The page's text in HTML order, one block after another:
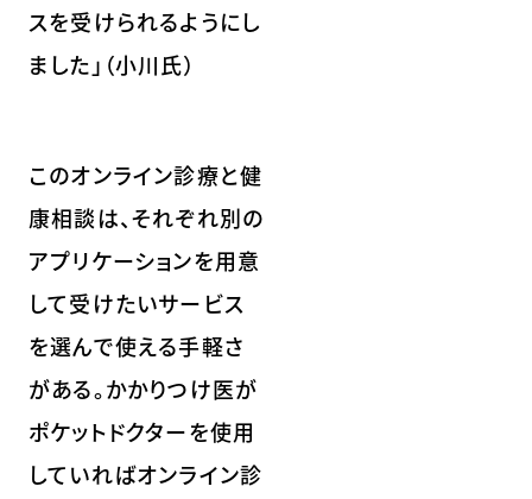
スを受けられるようにし
ました」（小川氏）
このオンライン診療と健
康相談は、それぞれ別の
アプリケーションを用意
して受けたいサービス
を選んで使える手軽さ
がある。かかりつけ医が
ポケットドクターを使用
していればオンライン診